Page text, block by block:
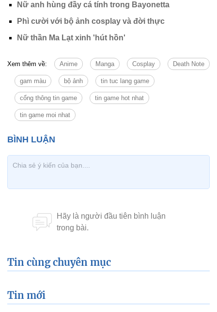
Nữ anh hùng đầy cá tính trong Bayonetta
Phì cười với bộ ảnh cosplay và đời thực
Nữ thần Ma Lạt xinh 'hút hồn'
Xem thêm về: Anime Manga Cosplay Death Note
gam màu bộ ảnh tin tuc lang game
cổng thông tin game tin game hot nhat
tin game moi nhat
Tin cùng chuyên mục
Tin mới